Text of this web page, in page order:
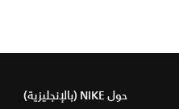
حول NIKE (بالإنجليزية)